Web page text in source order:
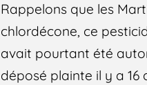
Rappelons que les
chlordécone, ce
avait pourtant été
déposé plainte il y a 16